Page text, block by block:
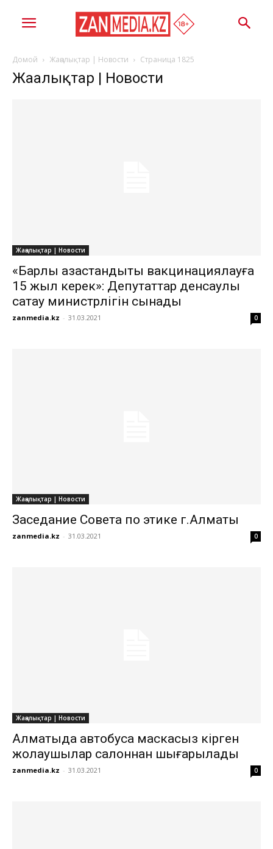
Домой Жаңалықтар | Новости Страница 1825
Жаңалықтар | Новости
Жаңалықтар | Новости
«Барлық қазақстандықты вакцинациялауға
15 жыл керек»: Депутаттар денсаулық
сақтау министрлігін сынады
zanmedia.kz - 31.03.2021 0
Жаңалықтар | Новости
Заседание Совета по этике г.Алматы
zanmedia.kz - 31.03.2021 0
Жаңалықтар | Новости
Алматыда автобусқа маскасыз кірген
жолаушылар салоннан шығарылады
zanmedia.kz - 31.03.2021 0